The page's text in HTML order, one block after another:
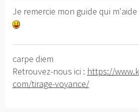
Je remercie mon guide qui m'aide
carpe diem
Retrouvez-nous ici : https://
com/tirage-voyance/